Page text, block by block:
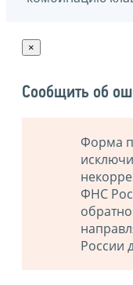
×
Сообщить об
Форма
ФНС
России